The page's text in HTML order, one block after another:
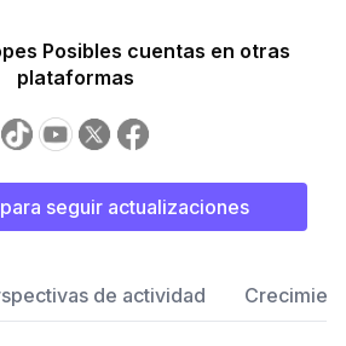
Posibles cuentas en otras
plataformas
seguir actualizaciones
de actividad